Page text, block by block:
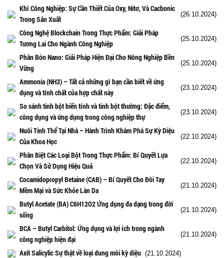
Khí Công Nghiệp: Sự Cần Thiết Của Oxy, Nitơ, Và Cacbonic
Trong Sản Xuất
(26.10.2024)
Công Nghệ Blockchain Trong Thực Phẩm: Giải Pháp
Tương Lai Cho Ngành Công Nghiệp
(25.10.2024)
Phân Bón Nano: Giải Pháp Hiện Đại Cho Nông Nghiệp Bền
Vững
(25.10.2024)
Ammonia (NH3) – Tất cả những gì bạn cần biết về ứng
dụng và tính chất của hợp chất này
(23.10.2024)
So sánh tinh bột biến tính và tinh bột thường: Đặc điểm,
công dụng và ứng dụng trong công nghiệp thự
(23.10.2024)
Nuôi Tinh Thể Tại Nhà – Hành Trình Khám Phá Sự Kỳ Diệu
Của Khoa Học
(22.10.2024)
Phân Biệt Các Loại Bột Trong Thực Phẩm: Bí Quyết Lựa
Chọn Và Sử Dụng Hiệu Quả
(22.10.2024)
Cocamidopropyl Betaine (CAB) – Bí Quyết Cho Đôi Tay
Mềm Mại và Sức Khỏe Làn Da
(21.10.2024)
Butyl Acetate (BA) C6H12O2 Ứng dụng đa dạng trong đời
sống
(21.10.2024)
BCA – Butyl Carbitol: Ứng dụng và lợi ích trong ngành
công nghiệp hiện đại
(21.10.2024)
Axit Salicylic Sự thật về loại dung môi kỳ diệu (21.10.2024)